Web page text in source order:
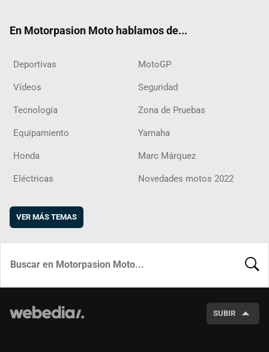
En Motorpasion Moto hablamos de...
Deportivas MotoGP
Vídeos Seguridad
Tecnología Zona de Pruebas
Equipamiento Yamaha
Honda Marc Márquez
Eléctricas Novedades motos 2022
VER MÁS TEMAS
SUBIR